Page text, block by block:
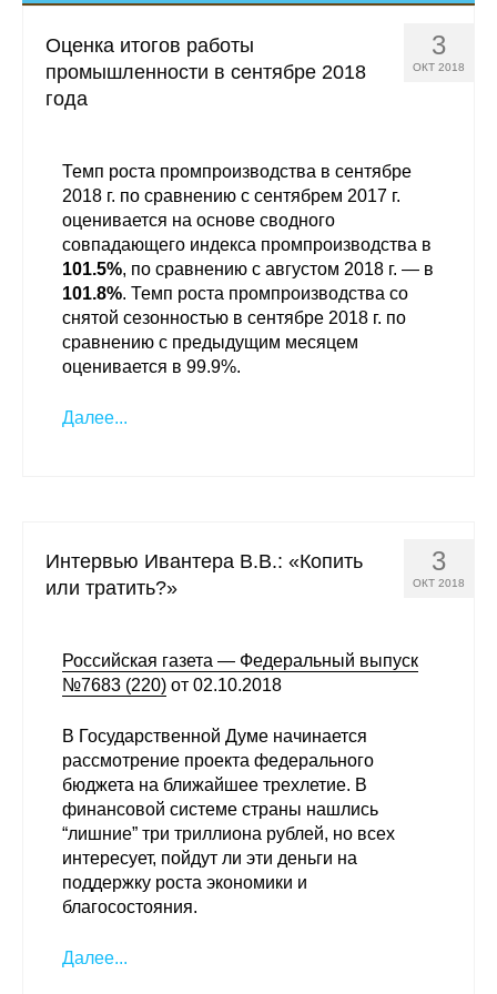
Сотрудники
Материалы для СМИ
Публикации
Научная жизнь
Издания
Проблемы прогнозирования
О журнале
Информация для авторов
Стандарты оформления
Научные труды
О журнале
Выпуски
Редакционная этика
3
ОКТ 2018
Оценка итогов работы
промышленности в сентябре 2018
года
Темп роста промпроизводства в сентябре
2018 г. по сравнению с сентябрем 2017 г.
оценивается на основе сводного
совпадающего индекса промпроизводства в
101.5%, по сравнению с августом 2018 г. — в
101.8%. Темп роста промпроизводства со
снятой сезонностью в сентябре 2018 г. по
сравнению с предыдущим месяцем
оценивается в 99.9%.
Далее...
3
ОКТ 2018
Интервью Ивантера В.В.: «Копить
или тратить?»
Российская газета — Федеральный выпуск
№7683 (220) от 02.10.2018
В Государственной Думе начинается
рассмотрение проекта федерального
бюджета на ближайшее трехлетие. В
финансовой системе страны нашлись
“лишние” три триллиона рублей, но всех
интересует, пойдут ли эти деньги на
поддержку роста экономики и
благосостояния.
Далее...